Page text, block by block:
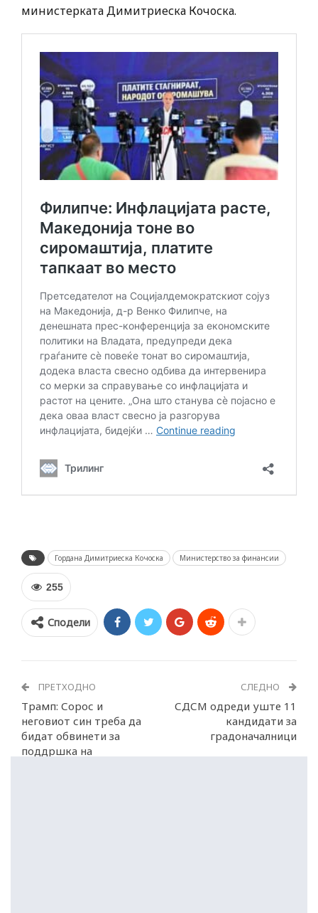
министерката Димитриеска Кочоска.
Гордана Димитриеска Кочоска Министерство за финансии
255
Сподели
ПРЕТХОДНО
Трамп: Сорос и
неговиот син треба да
бидат обвинети за
поддршка на
СЛЕДНО
СДСМ одреди уште 11
кандидати за
градоначалници